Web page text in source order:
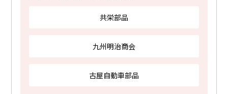
共栄部品
九州明治商会
古屋自動車部品